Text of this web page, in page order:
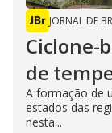
JORNAL DE
Ciclone-
de
A formação de
estados das
nesta...